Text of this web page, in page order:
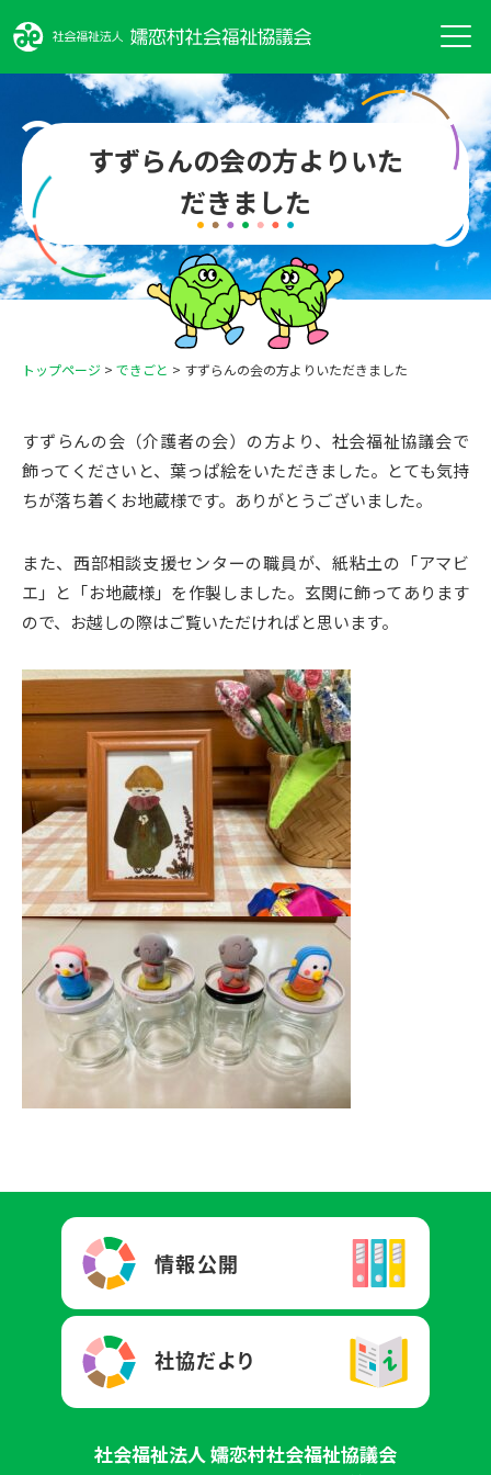
すずらんの会の方よりいた
だきました
トップページ > できごと > すずらんの会の方よりいただきました
すずらんの会（介護者の会）の方より、社会福祉協議会で
飾ってくださいと、葉っぱ絵をいただきました。とても気持
ちが落ち着くお地蔵様です。ありがとうございました。
また、西部相談支援センターの職員が、紙粘土の「アマビ
エ」と「お地蔵様」を作製しました。玄関に飾ってあります
ので、お越しの際はご覧いただければと思います。
社会福祉法人 嬬恋村社会福祉協議会